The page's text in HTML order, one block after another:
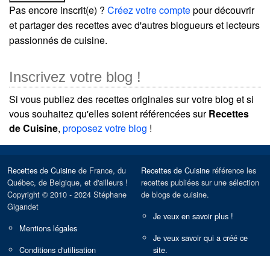
Pas encore inscrit(e) ? Créez votre comptepour découvrir
et partager des recettes avec d'autres blogueurs et lecteurs
passionnés de cuisine.
Inscrivez votre blog !
Si vous publiez des recettes originales sur votre blog et si
vous souhaitez qu'elles soient référencées surRecettes
de Cuisine, proposez votre blog !
Recettes de Cuisine de France, du
Québec, de Belgique, et d'ailleurs !
Copyright © 2010 - 2024 Stéphane
Gigandet
Mentions légales
Conditions d'utilisation
Recettes de Cuisine référence les
recettes publiées sur une sélection
de blogs de cuisine.
Je veux en savoir plus !
Je veux savoir qui a créé ce
site.